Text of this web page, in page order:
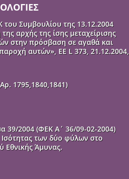
του Συμβουλίου της 13.12.2004
αρχής της ίσης μεταχείρισης
στην πρόσβαση σε αγαθά και
αυτών», ΕΕ L 373, 21.12.2004,
1795,1840,1841)
39/2004 (ΦΕΚ Α΄ 36/09-02-2004)
των δύο φύλων στο
Εθνικής Άμυνας.